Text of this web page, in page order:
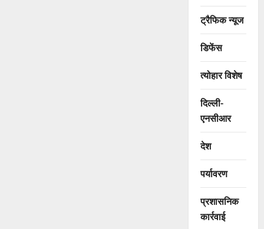
ट्रैफिक न्यूज
डिफेंस
त्योहार विशेष
दिल्ली-
एनसीआर
देश
पर्यावरण
प्रशासनिक
कार्रवाई